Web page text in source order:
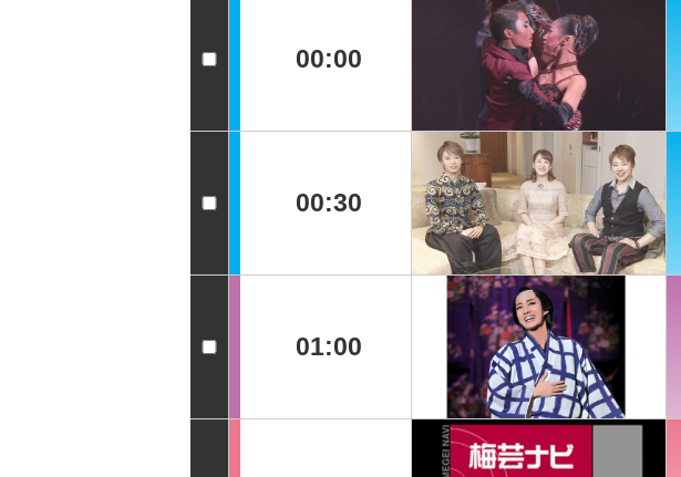
00:00
00:30
01:00